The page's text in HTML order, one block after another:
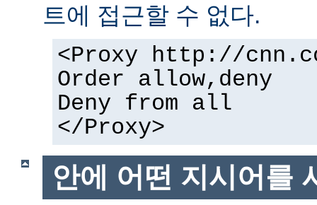
트에 접근할 수 없다.
<Proxy http://
Order allow,deny
Deny from all
</Proxy>
안에 어떤 지시어를